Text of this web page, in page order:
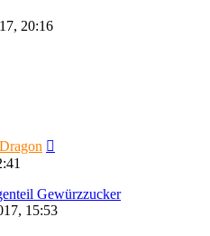
20:16
Dragon
Gewürzzucker
15:53